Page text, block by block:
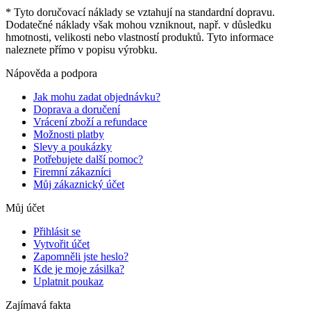
* Tyto doručovací náklady se vztahují na standardní dopravu.
Dodatečné náklady však mohou vzniknout, např. v důsledku
hmotnosti, velikosti nebo vlastností produktů. Tyto informace
naleznete přímo v popisu výrobku.
Nápověda a podpora
Jak mohu zadat objednávku?
Doprava a doručení
Vrácení zboží a refundace
Možnosti platby
Slevy a poukázky
Potřebujete další pomoc?
Firemní zákazníci
Můj zákaznický účet
Můj účet
Přihlásit se
Vytvořit účet
Zapomněli jste heslo?
Kde je moje zásilka?
Uplatnit poukaz
Zajímavá fakta